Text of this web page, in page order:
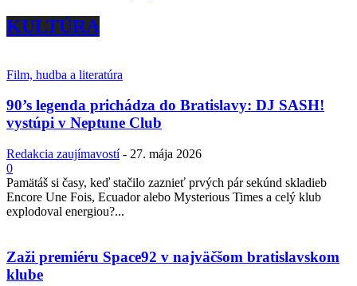
KULTÚRA
Film, hudba a literatúra
90’s legenda prichádza do Bratislavy: DJ SASH!
vystúpi v Neptune Club
Redakcia zaujímavostí - 27. mája 2026
0
Pamätáš si časy, keď stačilo zaznieť prvých pár sekúnd skladieb
Encore Une Fois, Ecuador alebo Mysterious Times a celý klub
explodoval energiou?...
Zaži premiéru Space92 v najväčšom bratislavskom
klube